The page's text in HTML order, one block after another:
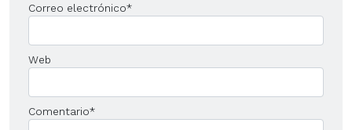
Correo electrónico*
Web
Comentario*